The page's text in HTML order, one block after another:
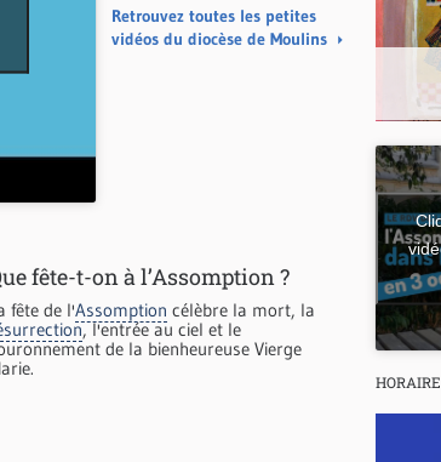
Retrouvez toutes les petites
vidéos du diocèse de Moulins
fête-t-on à l’Assomption ?
fête de l'Assomption célèbre la mort, la
, l'entrée au ciel et le
de la bienheureuse Vierge